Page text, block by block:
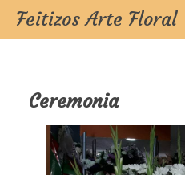
Feitizos Arte Floral
Ceremonia